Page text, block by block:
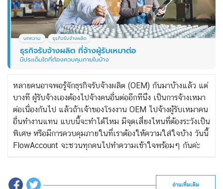
หลายคนอาจพอรู้จักธุรกิจรับจ้างผลิต (OEM) กันมาบ้างแล้ว แต่
บางที ผู้รับจ้างเองต้องไปจ้างคนอื่นต่ออีกทีนึง เป็นการจ้างเหมา
ต่อเนื่องกันไป แล้วถ้าเจ้าของโรงงาน OEM ไปจ้างผู้รับเหมาคน
อื่นทำงานแทน แบบนี้จะทำได้ไหม มีจุดเสี่ยงไหนที่ต้องระวังเป็น
พิเศษ หรือมีการควบคุมภายในที่เราต้องให้ความใส่ใจบ้าง วันนี้
FlowAccount จะชวนทุกคนไปทำความเข้าใจพร้อมๆ กันค่ะ
อ่านเพิ่มเติม